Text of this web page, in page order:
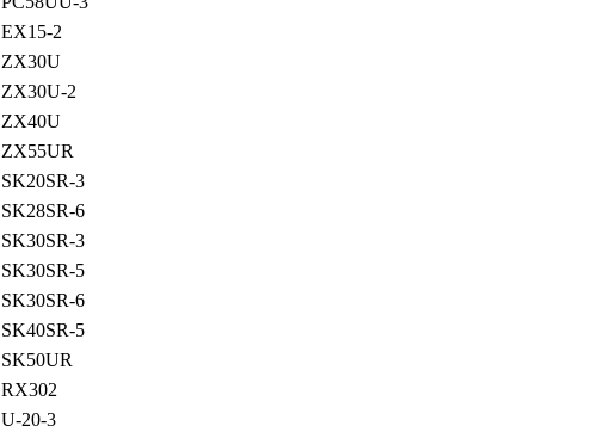
EX15-2
ZX30U
ZX30U-2
ZX40U
ZX55UR
SK20SR-3
SK28SR-6
SK30SR-3
SK30SR-5
SK30SR-6
SK40SR-5
SK50UR
RX302
U-20-3